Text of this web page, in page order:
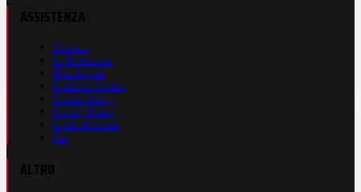
Contatti
La Redazione
Nota Legale
Gestione Cookie
Cookie Policy
Privacy Policy
Cond. Generali
Faq